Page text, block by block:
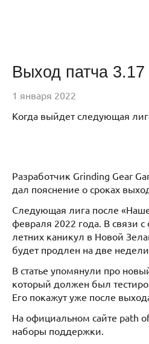
Выход патча 3.17
1 января 2022
Когда выйдет следующая
Разработчик Grinding Gear
дал пояснение о сроках
Следующая лига после
февраля 2022 года. В связи
летних каникул в Новой
будет продлен на две недели.
В статье упомянули про
который должен был
Его покажут уже после
На официальном сайте path
наборы поддержки.